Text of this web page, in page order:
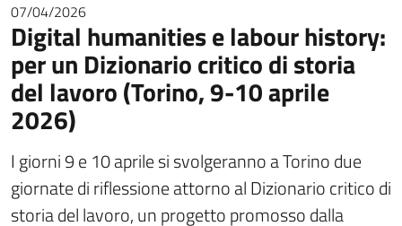
07/04/2026
Digital humanities e labour history:
per un Dizionario critico di storia
del lavoro (Torino, 9-10 aprile
2026)
I giorni 9 e 10 aprile si svolgeranno a Torino due
giornate di riflessione attorno al Dizionario critico di
storia del lavoro, un progetto promosso dalla